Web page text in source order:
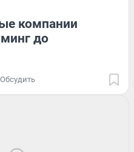
компании
до
Обсудить